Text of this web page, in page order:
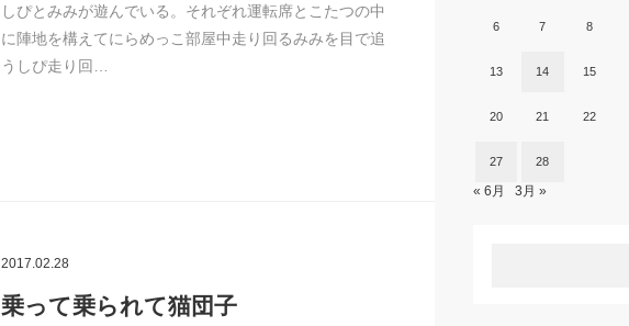
しぴとみみが遊んでいる。それぞれ運転席とこたつの中
に陣地を構えてにらめっこ部屋中走り回るみみを目で追
うしぴ走り回…
2017.02.28
乗って乗られて猫団子
6 7 8
13 14 15
20 21 22
27 28
« 6月 3月 »